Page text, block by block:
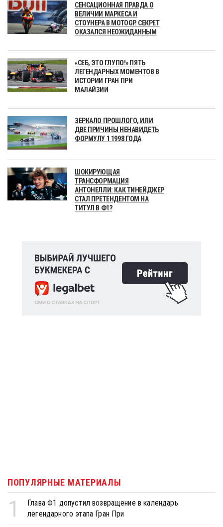
СЕНСАЦИОННАЯ ПРАВДА О
ВЕЛИЧИИ МАРКЕСА И
СТОУНЕРА В MOTOGP. СЕКРЕТ
ОКАЗАЛСЯ НЕОЖИДАННЫМ
«СЕБ, ЭТО ГЛУПО!» ПЯТЬ
ЛЕГЕНДАРНЫХ МОМЕНТОВ В
ИСТОРИИ ГРАН ПРИ
МАЛАЙЗИИ
ЗЕРКАЛО ПРОШЛОГО, ИЛИ
ДВЕ ПРИЧИНЫ НЕНАВИДЕТЬ
ФОРМУЛУ 1 1998 ГОДА
ШОКИРУЮЩАЯ
ТРАНСФОРМАЦИЯ
АНТОНЕЛЛИ: КАК ТИНЕЙДЖЕР
СТАЛ ПРЕТЕНДЕНТОМ НА
ТИТУЛ В Ф1?
ПОПУЛЯРНЫЕ МАТЕРИАЛЫ
1
Глава Ф1 допустил возвращение в календарь
легендарного этапа Гран При